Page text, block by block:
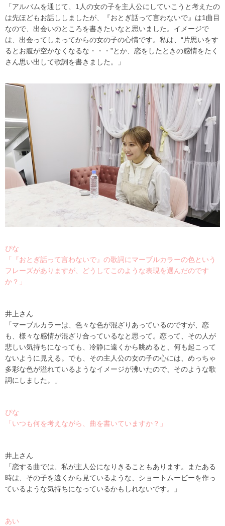
「アルバムを通じて、 1 人の女の子を主人公にしていこうと考えたの
は先ほどもお話ししましたが、『おとぎ話って言わないで』は1 曲目
なので、出会いのところを書きたいなと思いました。イメージで
は、出会ってしまってからの女の子の心情です。私は、“片思いをす
るとお腹が空かなくなるな・・・”とか、恋をしたときの感情をたく
さん思い出して歌詞を書きました。」
ぴな
「『おとぎ話って言わないで』の歌詞にマーブルカラーの色という
フレーズがありますが、どうしてこのような表現を選んだのです
か？」
井上さん
「マーブルカラーは、色々な色が混ざりあっているのですが、恋
も、様々な感情が混ざり合っているなと思って。恋って、その人が
悲しい気持ちになっても、冷静に遠くから眺めると、何も起こって
ないように見える。でも、その主人公の女の子の心には、めっちゃ
多彩な色が溢れているようなイメージが沸いたので、そのような歌
詞にしました。」
ぴな
「いつも何を考えながら、曲を書いていますか？」
井上さん
「恋する曲では、私が主人公になりきることもあります。またある
時は、その子を遠くから見ているような、ショートムービーを作っ
ているような気持ちになっているかもしれないです。」
あい